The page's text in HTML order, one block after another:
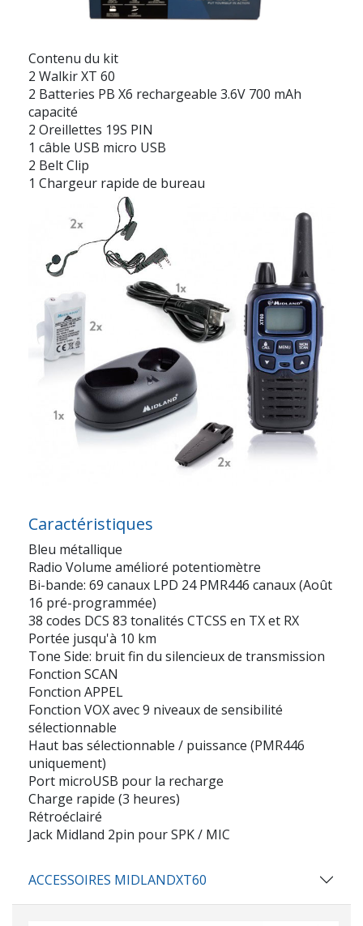
Contenu du kit
2 Walkir XT 60
2 Batteries PB X6 rechargeable 3.6V 700 mAh
capacité
2 Oreillettes 19S PIN
1 câble USB micro USB
2 Belt Clip
1 Chargeur rapide de bureau
Caractéristiques
Bleu métallique
Radio Volume amélioré potentiomètre
Bi-bande: 69 canaux LPD 24 PMR446 canaux (Août
16 pré-programmée)
38 codes DCS 83 tonalités CTCSS en TX et RX
Portée jusqu'à 10 km
Tone Side: bruit fin du silencieux de transmission
Fonction SCAN
Fonction APPEL
Fonction VOX avec 9 niveaux de sensibilité
sélectionnable
Haut bas sélectionnable / puissance (PMR446
uniquement)
Port microUSB pour la recharge
Charge rapide (3 heures)
Rétroéclairé
Jack Midland 2pin pour SPK / MIC
ACCESSOIRES MIDLANDXT60